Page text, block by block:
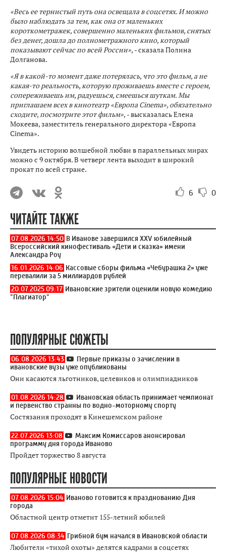
«Весь ее тернистый путь она освещала в соцсетях. И можно
было наблюдать за тем, как она от маленьких
короткометражек, совершенно маленьких фильмов, снятых
без денег, дошла до полнометражного кино, который
показывают сейчас по всей России», - сказала Полина
Долганова.
«Я в какой-то момент даже потерялась, что это фильм, а не
какая-то реальность, которую проживаешь вместе с героем,
сопереживаешь им, радуешься, смеешься шуткам. Мы
приглашаем всех в кинотеатр «Европа Cinema», обязательно
сходите, посмотрите этот фильм», - высказалась Елена
Мокеева, заместитель генерального директора «Европа
Cinema».
Увидеть историю волшебной любви в параллельных мирах
можно с 9 октября. В четверг лента выходит в широкий
прокат по всей стране.
6 0
ЧИТАЙТЕ ТАКЖЕ
07.08.2026 14:50 В Иванове завершился XXV юбилейный
Всероссийский кинофестиваль «Дети и сказка» имени
Александра Роу
16.01.2026 14:06 Кассовые сборы фильма «Чебурашка 2» уже
перевалили за 5 миллиардов рублей
20.07.2025 09:17 Ивановские зрители оценили новую комедию
"Плагиатор"
ПОПУЛЯРНЫЕ СЮЖЕТЫ
06.08.2026 13:43
Первые приказы о зачислении в
ивановские вузы уже опубликованы
Они касаются льготников, целевиков и олимпиадников
01.08.2026 14:28
Ивановская область принимает чемпионат
и первенство странны по водно-моторному спорту
Состязания проходят в Кинешемском районе
22.07.2026 13:08
Максим Комиссаров анонсировал
программу дня города Иваново
Пройдет торжество 8 августа
ПОПУЛЯРНЫЕ НОВОСТИ
07.08.2026 15:04 Иваново готовится к празднованию Дня
города
Областной центр отметит 155-летний юбилей
07.08.2026 08:34 Грибной бум начался в Ивановской области
Любители «тихой охоты» делятся кадрами в соцсетях